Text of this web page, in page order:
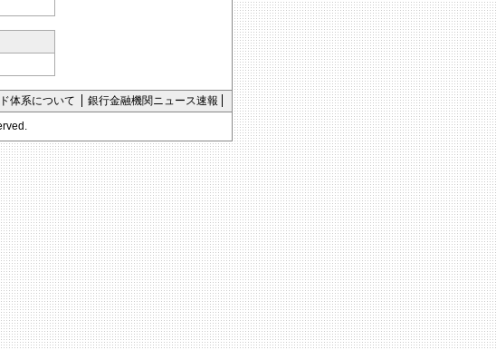
体系について
銀行金融機関ニュース速報